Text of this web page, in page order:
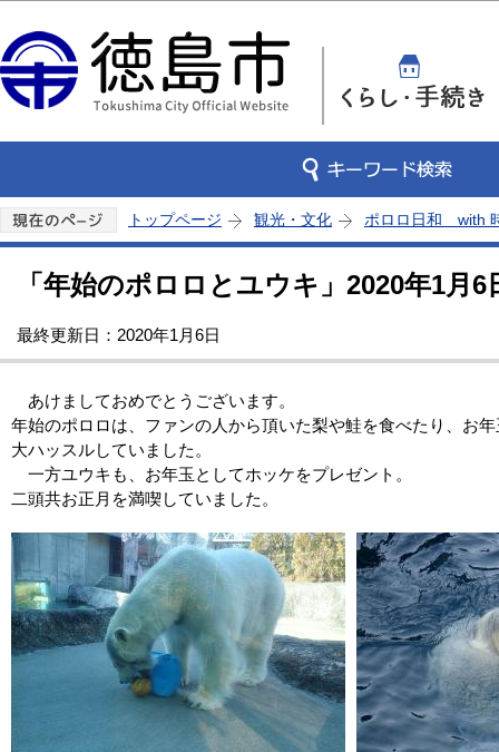
トップページ 観光・文化 ポロロ日和 with
「年始のポロロとユウキ」2020年1月6
最終更新日：2020年1月6日
あけましておめでとうございます。
年始のポロロは、ファンの人から頂いた梨や鮭を食べたり、お
大ハッスルしていました。
一方ユウキも、お年玉としてホッケをプレゼント。
二頭共お正月を満喫していました。